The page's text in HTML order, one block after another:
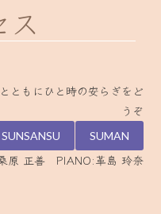
ス
ともにひと時の安らぎをど
うぞ
原 正善 PIANO:革島 玲奈